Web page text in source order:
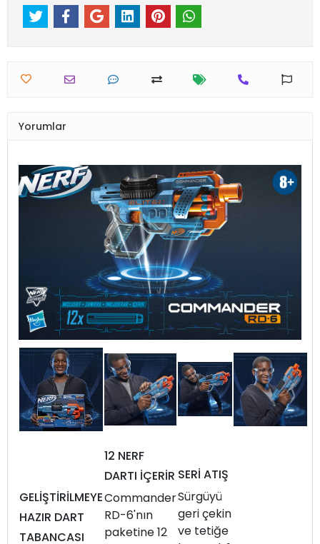
Yorumlar
GELİŞTİRİLMEYE
HAZIR DART
TABANCASI
12 NERF
DARTI İÇERİR
Commander
RD-6'nın
paketine 12
SERİ ATIŞ
Sürgüyü
geri çekin
ve tetiğe